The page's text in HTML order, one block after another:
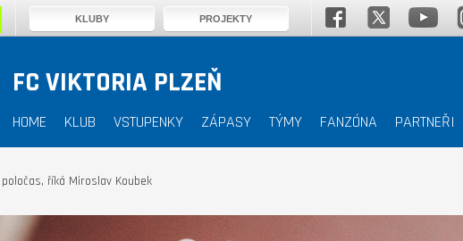
FC VIKTORIA PLZEŇ
HOME KLUB VSTUPENKY ZÁPASY TÝMY FANZÓNA PARTNEŘI
říká Miroslav Koubek
KLUBY PROJEKTY